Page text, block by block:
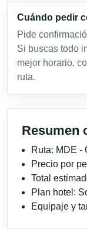
Cuándo pedir
Pide
Si buscas todo
mejor horario,
ruta.
Resumen
Ruta: MDE -
Precio por
Total
Plan hotel:
Equipaje y